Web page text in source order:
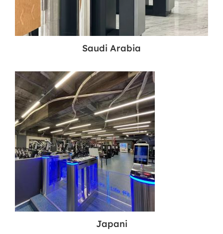
Saudi Arabia
Japani